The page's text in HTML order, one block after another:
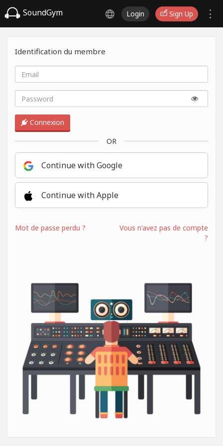
SoundGym Login Sign Up
Identification du membre
Connexion
OR
Continue with Google
Continue with Apple
Mot de passe perdu ?
Vous n'avez pas de compte
?